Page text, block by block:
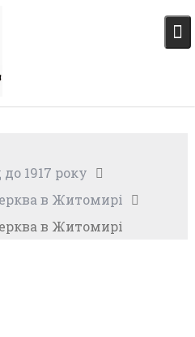
1917 року
в Житомирі
в Житомирі